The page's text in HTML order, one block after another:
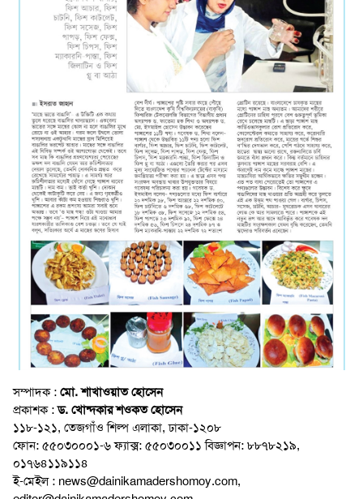
সম্পাদক : মো. শাখাওয়াত হোসেন
প্রকাশক :ড. খোন্দকার শওকত হোসেন
১১৮-১২১, তেজগাঁও শিল্প এলাকা, ঢাকা-১২০৮
ফোন: ৫৫০৩০০০১-৬ ফ্যাক্স: ৫৫০৩০০১১ বিজ্ঞাপন: ৮৮৭৮২১৯,
০১৭৬৪১১৯১১৪
ই-মেইল : news@dainikamadershomoy.com,